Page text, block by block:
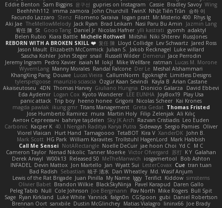
Eddie Benton Sam Biggins 윤구선 gupries on Instagram Cassie Bradley Savoy Wing
Beehhhh112 imma zamora John Churchill TwinX Nhật Tiến Trần
승하 이
Facundo Lazzaro Stenz Filomeno Saraiva logan pratt Mr.Misterio 400 Rhys lg
Aki Jae TheMellowMelody Jack Ryan Brad Leikam Nasi Paru Bu Amin
Jazmin Lang
宥任 陳 St Gooo Tang Daniel Jr Nicolas Hafner ylli kastrati gyomh adaktyl
Belen Rubio Kiara Battle Michelle Rothwell Miitshii Niki Shterev RussJones
REBORN WITH A BROKEN SKILL ❤️ 复任 陳 Lloyd Collidge Lev Schwartz Jared Ross
Jason Mault Elizabeth McCormick Julian S. Jakob Recknagel Luke willard
Sascha Kohler John Steger snail Russell Wilder Demerui Jace Perrodin
Jeremy Ingram Pedro Xavier isaiah M lokjl Mike Wellfare ratman Lucas M. Morone
WyvernLang Manny Morales Randal Falcone Der Le Meshal Alshammari
KhangXing Pang Douwe Lucas Vieira CallumNorm Egoknight Limitless Designs
tylerspetgoose maurizio sciascia Özgür Kaan Sevindi Kayla B Arian Castane
Akaiseutoseu 4DN Thomas Harvey Giuliano Hungria Dionicio Galarza
David Ebbevi
Eda Aydemir Logan Cox Kyoto Wanderer LEE EUNHA JoyBox19 Play Usa
panic attack Trip boy heeno honee Grigorii Nicolas Scheer Kai Krones
magda pawlak ikung gmr Titans Management Greta Gedat Thomas Fristed
Jose Humberto Ramirez mura Martin Holy Filip Zelenjak Ali Kılıç
Антон Сергеевич bahriye taşdelen Sky JK Arch Razvan Cristiadis Leo Euden
Carbonic Kacper K 40. I Nengah Raditya Karya Putra Sideways Sergio Pamies Oliver
Viorel Vlaican
Hurt Hand Tamagoooo TetaBOT Kira V XanderDK John B.
Mark Scott HG Park William Karavites Trollstuhl HagenLord Mark Habbish
Call Me Sensei NotARectangle Noelle DeCuir jae hoon Choi Yd C M C
Cameron Taylor Nenad Nikolic Tanner Moerke Victor Ofvergard 苏打 K Y Galahan
Derek Anwyl W00k13 Released 50 MeTheManwich iosgamertool
Bob Ashton
INFADEL Devin Mattox Jon Martello Jan Wyatt Sui LesterCovax Cue tran tuan
Bad Radish Sebastian 暁子 清水 Dan Wheatley Md. Wasif Anjum
Lewis of the Rat Brigade Juan Pinilla My Name Iggy Terifict Kiddow simsterns
Olivier Babet Brandon Wilkie BlackSkyNinja Pavel Karapud Daren Gallo
Peleg Tabib Null Cole Johnson Joe Bergmann Pav North Mike Rogers Bull Spit
Sage Ryan Kirkland Luke White Yannick falgn0n CGSpoon gubi Daniel Robertson
Brennan Oort sanxbile Dustin McGlinchey Matias Vialagro lininx66 Joe Brady